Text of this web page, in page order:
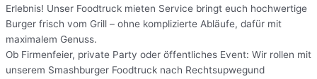
Erlebnis! Unser Foodtruck mieten Service bringt euch hochwertige
Burger frisch vom Grill – ohne komplizierte Abläufe, dafür mit
maximalem Genuss.
Ob Firmenfeier, private Party oder öffentliches Event: Wir rollen mit
unserem Smashburger Foodtruck nach Rechtsupwegund